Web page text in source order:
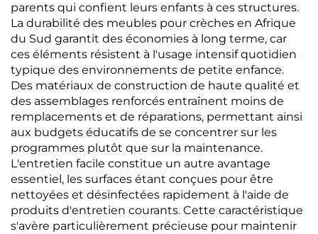
parents qui confient leurs enfants à ces structures.
La durabilité des meubles pour crèches en Afrique
du Sud garantit des économies à long terme, car
ces éléments résistent à l'usage intensif quotidien
typique des environnements de petite enfance.
Des matériaux de construction de haute qualité et
des assemblages renforcés entraînent moins de
remplacements et de réparations, permettant ainsi
aux budgets éducatifs de se concentrer sur les
programmes plutôt que sur la maintenance.
L'entretien facile constitue un autre avantage
essentiel, les surfaces étant conçues pour être
nettoyées et désinfectées rapidement à l'aide de
produits d'entretien courants. Cette caractéristique
s'avère particulièrement précieuse pour maintenir